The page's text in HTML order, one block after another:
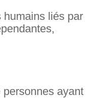
humains liés par
ayant